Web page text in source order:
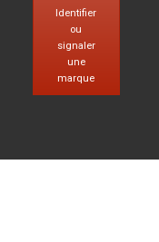
Identifier
ou
signaler
une
marque